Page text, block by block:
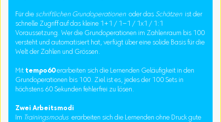
Für die schriftlichen Grundoperationenoder das Schätzenist der
schnelle Zugriff auf das kleine 1+1 / 1–1 / 1x1 / 1:1
Voraussetzung. Wer die Grundoperationen im Zahlenraum bis 100
versteht und automatisiert hat, verfügt über eine solide Basis für die
Welt der Zahlen und Grössen.
Mit tempo60erarbeiten sich die Lernenden Geläufigkeit in den
Grundoperationen bis 100. Ziel ist es, jedes der 100 Sets in
höchstens 60 Sekunden fehlerfrei zu lösen.
Zwei Arbeitsmodi
Im Trainingsmodus erarbeiten sich die Lernenden ohne Druck gute